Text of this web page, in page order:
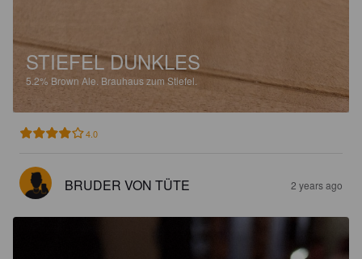
STIEFEL DUNKLES
5.2% Brown Ale. Brauhaus zum Stiefel.
4.0
BRUDER VON TÜTE 2 years ago